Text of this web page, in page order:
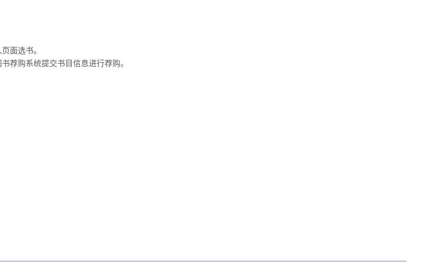
面选书。
荐购系统提交书目信息进行荐购。